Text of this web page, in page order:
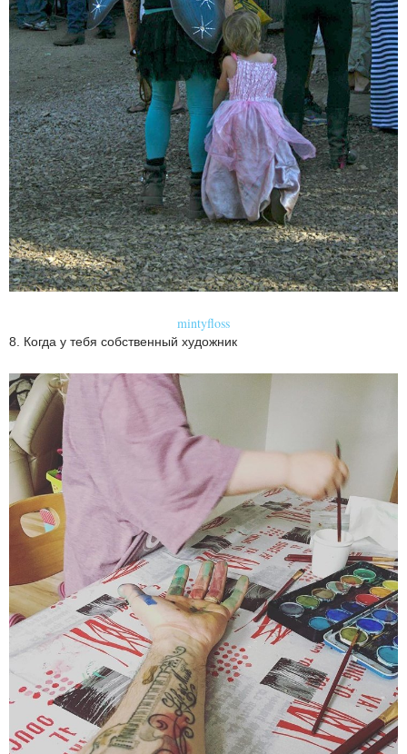
mintyfloss
8. Когда у тебя собственный художник